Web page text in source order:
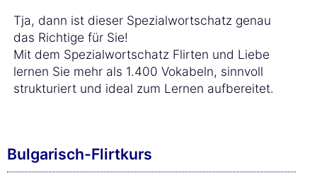
Tja, dann ist dieser Spezialwortschatz genau
das Richtige für Sie!
Mit dem Spezialwortschatz Flirten und Liebe
lernen Sie mehr als 1.400 Vokabeln, sinnvoll
strukturiert und ideal zum Lernen aufbereitet.
Bulgarisch-Flirtkurs